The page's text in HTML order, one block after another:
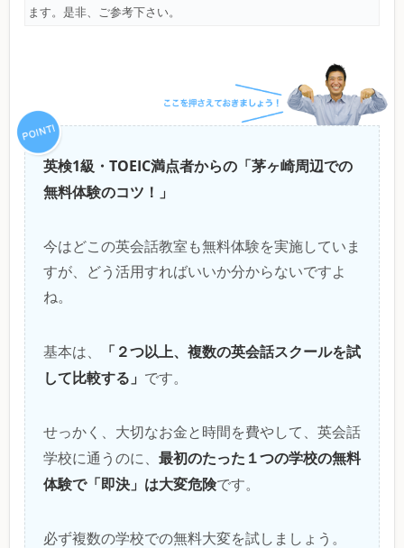
ます。是非、ご参考下さい。
英検1級・TOEIC満点者からの「茅ヶ崎周辺での
無料体験のコツ！」
今はどこの英会話教室も無料体験を実施していま
すが、どう活用すればいいか分からないですよ
ね。
基本は、
「２つ以上、複数の英会話スクールを試
して比較する」 です。
せっかく、大切なお金と時間を費やして、英会話
学校に通うのに、 最初のたった１つの学校の無料
体験で「即決」は大変危険です。
必ず複数の学校での無料大変を試しましょう。